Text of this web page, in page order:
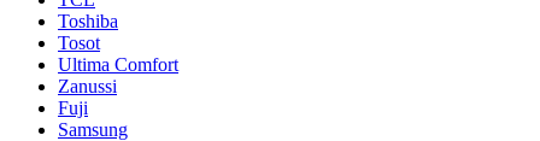
Toshiba
Tosot
Ultima Comfort
Zanussi
Fuji
Samsung